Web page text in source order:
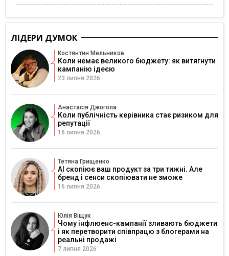
ЛІДЕРИ ДУМОК
Костянтин Мельников
Коли немає великого бюджету: як витягнути
кампанію ідеєю
23 липня 2026
Анастасія Джогола
Коли публічність керівника стає ризиком для
репутації
16 липня 2026
Тетяна Грищенко
AI скопіює ваш продукт за три тижні. Але
бренд і сенси скопіювати не зможе
16 липня 2026
Юлія Віщук
Чому інфлюенс-кампанії зливають бюджети
і як перетворити співпрацю з блогерами на
реальні продажі
7 липня 2026